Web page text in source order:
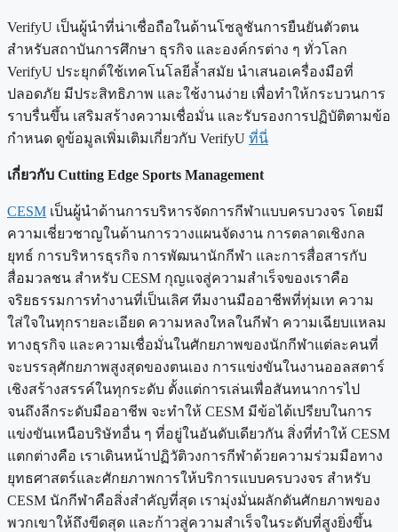
VerifyU เป็นผู้นำที่น่าเชื่อถือในด้านโซลูชันการยืนยันตัวตน
สำหรับสถาบันการศึกษา ธุรกิจ และองค์กรต่าง ๆ ทั่วโลก
VerifyU ประยุกต์ใช้เทคโนโลยีล้ำสมัย นำเสนอเครื่องมือที่
ปลอดภัย มีประสิทธิภาพ และใช้งานง่าย เพื่อทำให้กระบวนการ
ราบรื่นขึ้น เสริมสร้างความเชื่อมั่น และรับรองการปฏิบัติตามข้อ
กำหนด ดูข้อมูลเพิ่มเติมเกี่ยวกับ VerifyU ที่นี่
เกี่ยวกับ Cutting Edge Sports Management
CESM เป็นผู้นำด้านการบริหารจัดการกีฬาแบบครบวงจร โดยมี
ความเชี่ยวชาญในด้านการวางแผนจัดงาน การตลาดเชิงกล
ยุทธ์ การบริหารธุรกิจ การพัฒนานักกีฬา และการสื่อสารกับ
สื่อมวลชน สำหรับ CESM กุญแจสู่ความสำเร็จของเราคือ
จริยธรรมการทำงานที่เป็นเลิศ ทีมงานมืออาชีพที่ทุ่มเท ความ
ใส่ใจในทุกรายละเอียด ความหลงใหลในกีฬา ความเฉียบแหลม
ทางธุรกิจ และความเชื่อมั่นในศักยภาพของนักกีฬาแต่ละคนที่
จะบรรลุศักยภาพสูงสุดของตนเอง การแข่งขันในงานออลสตาร์
เชิงสร้างสรรค์ในทุกระดับ ตั้งแต่การเล่นเพื่อสันทนาการไป
จนถึงลีกระดับมืออาชีพ จะทำให้ CESM มีข้อได้เปรียบในการ
แข่งขันเหนือบริษัทอื่น ๆ ที่อยู่ในอันดับเดียวกัน สิ่งที่ทำให้ CESM
แตกต่างคือ เราเดินหน้าปฏิวัติวงการกีฬาด้วยความร่วมมือทาง
ยุทธศาสตร์และศักยภาพการให้บริการแบบครบวงจร สำหรับ
CESM นักกีฬาคือสิ่งสำคัญที่สุด เรามุ่งมั่นผลักดันศักยภาพของ
พวกเขาให้ถึงขีดสุด และก้าวสู่ความสำเร็จในระดับที่สูงยิ่งขึ้น